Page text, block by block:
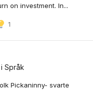
on investment. In...
1
Språk
Pickaninny- svarte